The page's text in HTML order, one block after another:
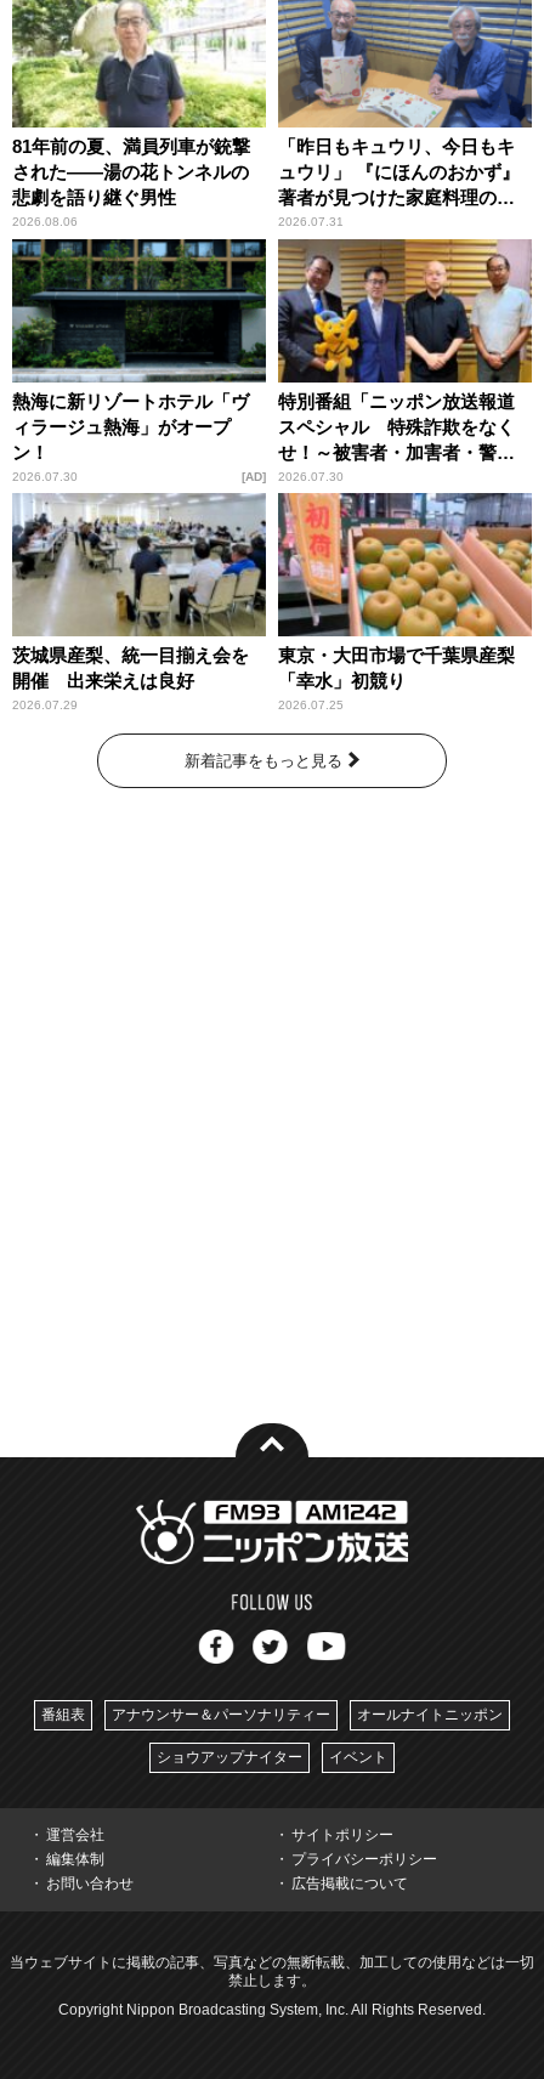
81年前の夏、満員列車が銃撃
された――湯の花トンネルの
悲劇を語り継ぐ男性
2026.08.06
「昨日もキュウリ、今日もキ
ュウリ」 『にほんのおかず』
著者が見つけた家庭料理の知
恵
2026.07.31
熱海に新リゾートホテル「ヴ
ィラージュ熱海」がオープ
ン！
2026.07.30 AD
特別番組「ニッポン放送報道
スペシャル 特殊詐欺をなく
せ！～被害者・加害者・警視
庁が語るトクリュウの実態
～」放送
2026.07.30
茨城県産梨、統一目揃え会を
開催 出来栄えは良好
2026.07.29
東京・大田市場で千葉県産梨
「幸水」初競り
2026.07.25
新着記事をもっと見る
番組表 アナウンサー＆パーソナリティー オールナイトニッポン
ショウアップナイター イベント
運営会社
サイトポリシー
編集体制
プライバシーポリシー
お問い合わせ
広告掲載について
当ウェブサイトに掲載の記事、写真などの無断転載、加工しての使用などは一切
禁止します。
Copyright Nippon Broadcasting System, Inc. All Rights Reserved.